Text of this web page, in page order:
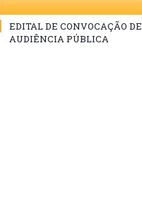
EDITAL DE CONVOCAÇÃO DE
AUDIÊNCIA PÚBLICA